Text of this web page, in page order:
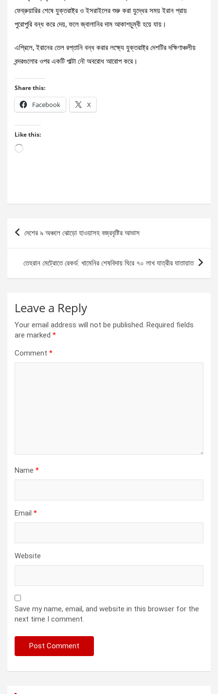
ফেব্রুয়ারির শেষে যুক্তরাষ্ট্র ও ইসরাইলের শুরু করা যুদ্ধের সময় ইরান প্রায়
পুরোপুরি বন্ধ করে দেয়, ফলে জ্বালানির দাম আকাশচুম্বী হয়ে যায়।
এপ্রিলে, ইরানের তেল রপ্তানি বন্ধ করার লক্ষ্যে যুক্তরাষ্ট্র দেশটির দক্ষিণাঞ্চলীয়
বন্দরগুলোর ওপর একটি পাল্টা নৌ অবরোধ আরোপ করে।
Share this:
Facebook X
Like this:
Loading…
Post
navigation
দেশের ৯ অঞ্চলে ঝোড়ো হাওয়াসহ বজ্রবৃষ্টির আভাস
তেহরান মেট্রোতে রেকর্ড: খামেনির শেষবিদায় ঘিরে ৭০ লাখ যাত্রীর যাতায়াত
Leave a Reply
Your email address will not be published. Required fields
are marked *
Comment *
Name *
Email *
Website
Save my name, email, and website in this browser for the
next time I comment.